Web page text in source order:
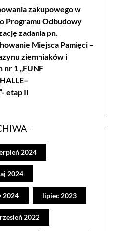
zakupowego w
Programu Odbudowy
zadania pn.
Miejsca Pamięci –
ziemniaków i
nr 1 „FUNF
etap II
2024
2024
2024 lipiec 2023
2022